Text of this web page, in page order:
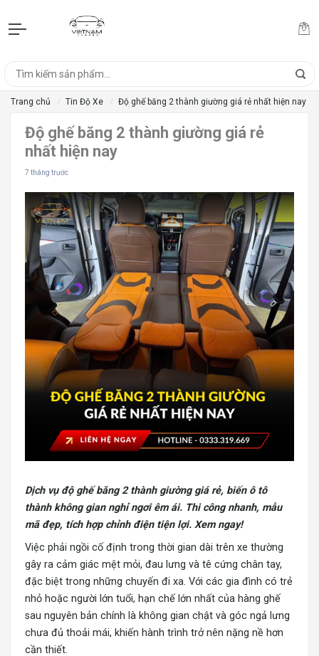
Trang chủ Tin Độ Xe Độ ghế băng 2 thành giường giá rẻ nhất hiện nay
Độ ghế băng 2 thành giường giá rẻ
nhất hiện nay
7 tháng trước
Dịch vụ độ ghế băng 2 thành giườnggiá rẻ, biến ô tô
thành không gian nghỉ ngơi êm ái. Thi công nhanh, mẫu
mã đẹp, tích hợp chỉnh điện tiện lợi. Xem ngay!
Việc phải ngồi cố định trong thời gian dài trên xe thường
gây ra cảm giác mệt mỏi, đau lưng và tê cứng chân tay,
đặc biệt trong những chuyến đi xa. Với các gia đình có trẻ
nhỏ hoặc người lớn tuổi, hạn chế lớn nhất của hàng ghế
sau nguyên bản chính là không gian chật và góc ngả lưng
chưa đủ thoải mái, khiến hành trình trở nên nặng nề hơn
cần thiết.